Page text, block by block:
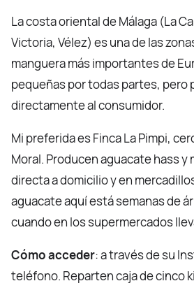
La costa oriental de Málaga (La
Victoria, Vélez) es una de las
manguera más importantes de
pequeñas por todas partes, pero
directamente al consumidor.
Mi preferida es Finca La Pimpi,
Moral. Producen aguacate hass y
directa a domicilio y en
aguacate aquí está semanas de
cuando en los supermercados
Cómo acceder: a través de su
teléfono. Reparten caja de cinco